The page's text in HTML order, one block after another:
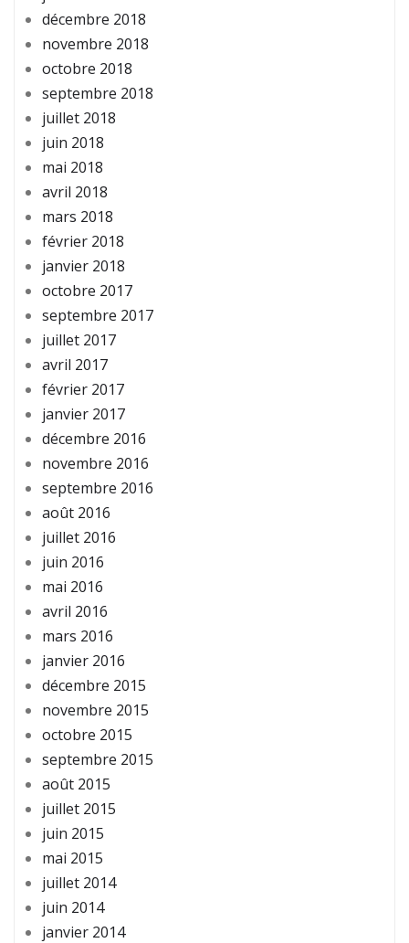
décembre 2018
novembre 2018
octobre 2018
septembre 2018
juillet 2018
juin 2018
mai 2018
avril 2018
mars 2018
février 2018
janvier 2018
octobre 2017
septembre 2017
juillet 2017
avril 2017
février 2017
janvier 2017
décembre 2016
novembre 2016
septembre 2016
août 2016
juillet 2016
juin 2016
mai 2016
avril 2016
mars 2016
janvier 2016
décembre 2015
novembre 2015
octobre 2015
septembre 2015
août 2015
juillet 2015
juin 2015
mai 2015
juillet 2014
juin 2014
janvier 2014